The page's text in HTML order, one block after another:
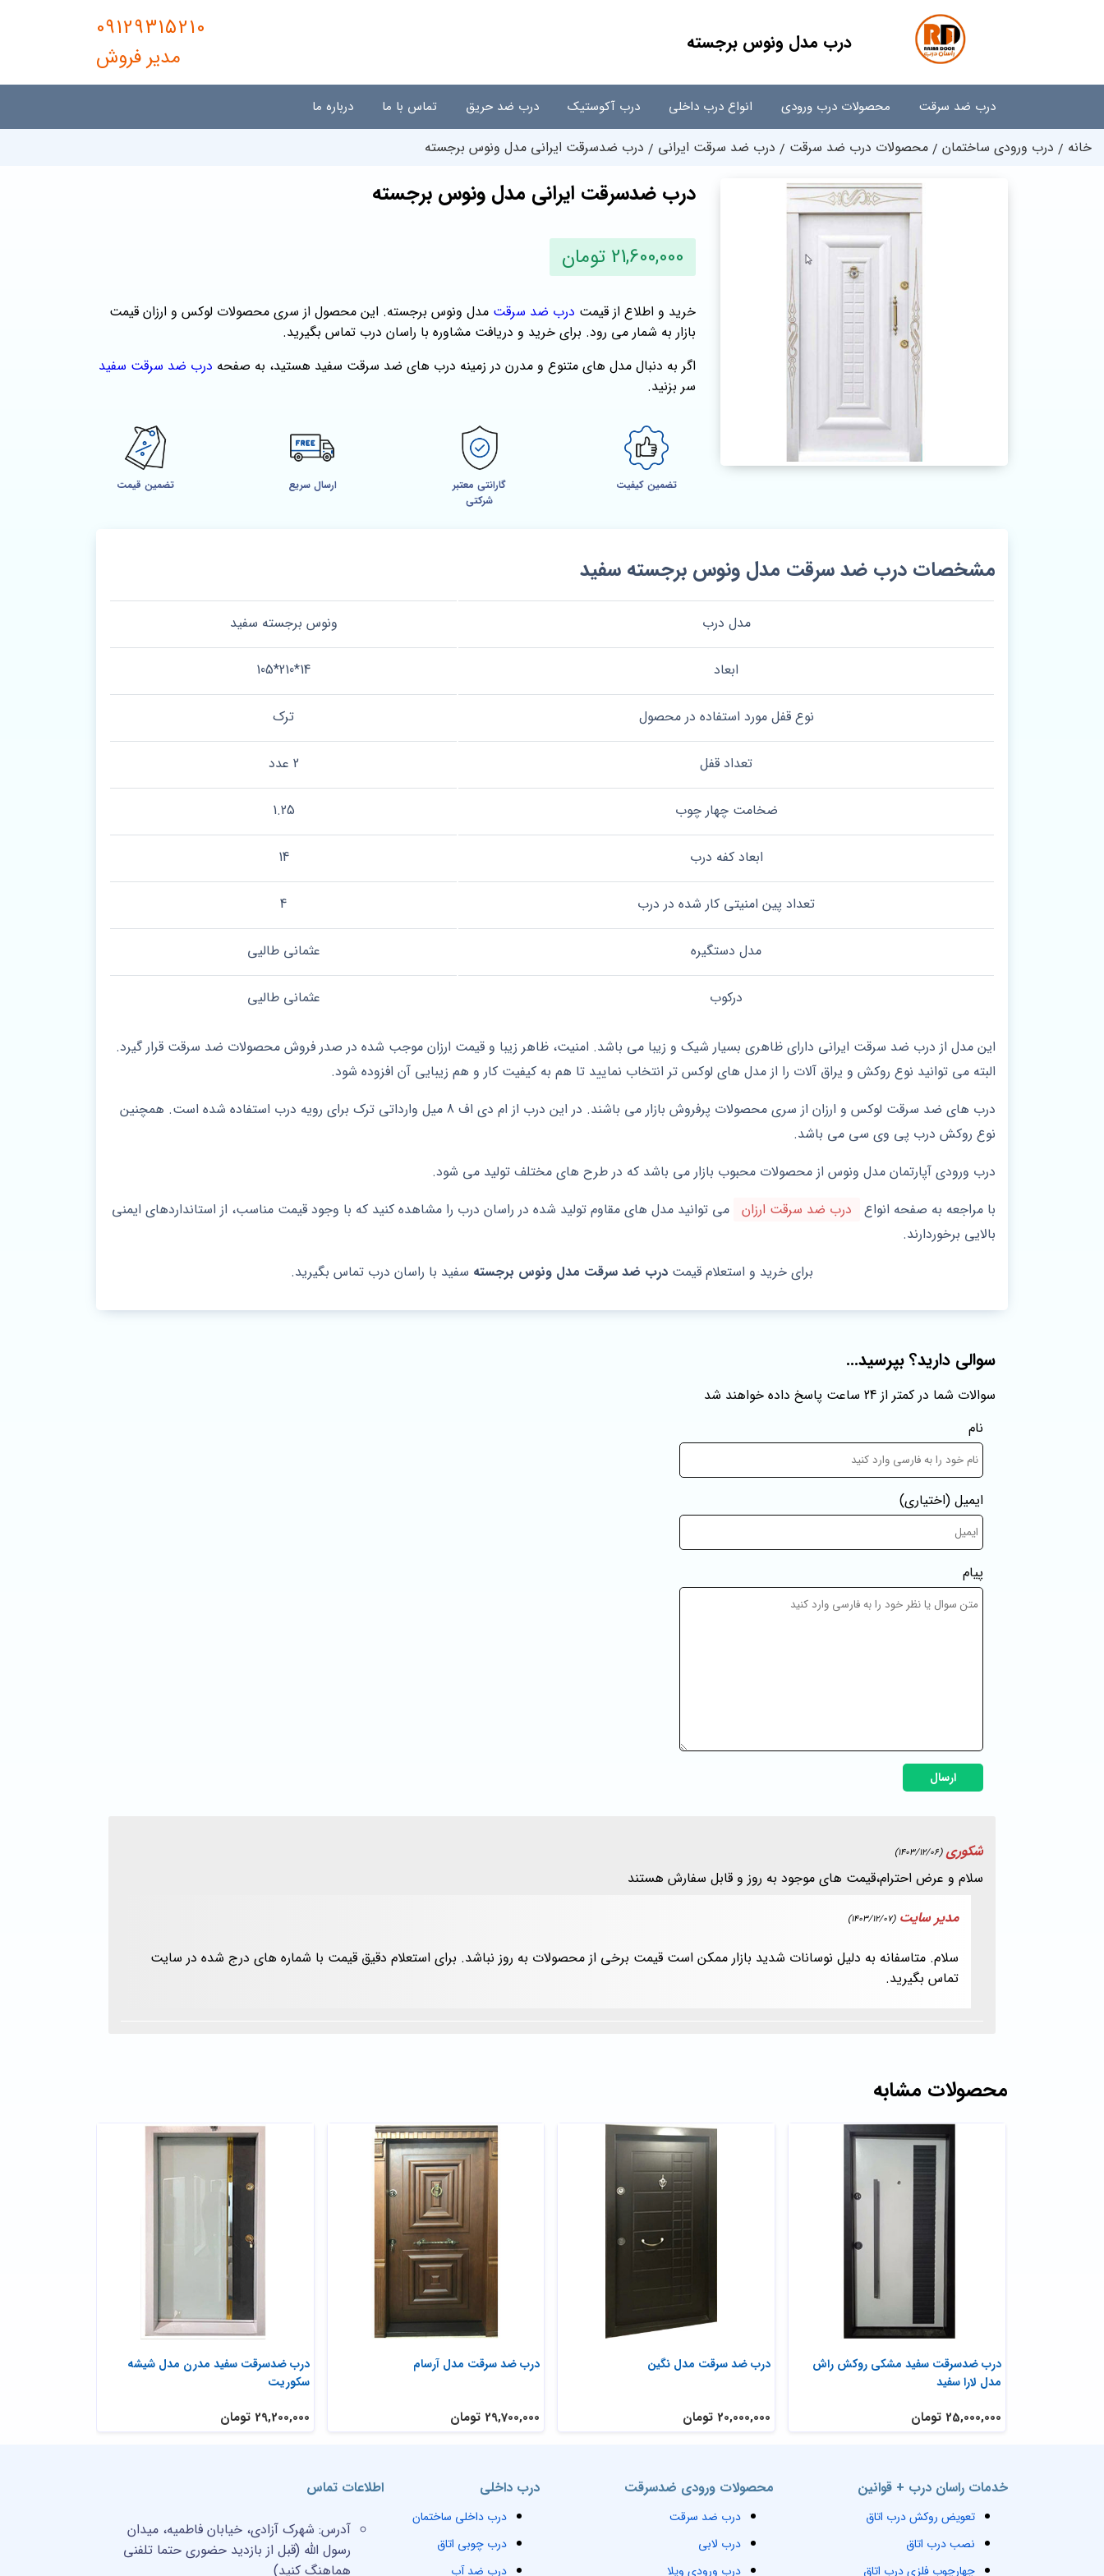
درب مدل ونوس برجسته
09129315210
مدیر فروش
درب ضد سرقت محصولات درب ورودی انواع درب داخلی درب آکوستیک درب ضد حریق تماس با ما درباره ما
خانه درب ورودی ساختمان محصولات درب ضد سرقت درب ضد سرقت ایرانی درب ضدسرقت ایرانی مدل ونوس برجسته
درب ضدسرقت ایرانی مدل ونوس برجسته
21,600,000 تومان
خرید و اطلاع از قیمت درب ضد سرقت مدل ونوس برجسته. این محصول از سری محصولات لوکس و ارزان قیمت
بازار به شمار می رود. برای خرید و دریافت مشاوره با راسان درب تماس بگیرید.
اگر به دنبال مدل‌ های متنوع و مدرن در زمینه درب‌ های ضد سرقت سفید هستید، به صفحه درب ضد سرقت سفید
سر بزنید.
تضمین کیفیت
گارانتی معتبر
شرکتی
ارسال سریع تضمین قیمت
مشخصات درب ضد سرقت مدل ونوس برجسته سفید
مدل درب ونوس برجسته سفید
ابعاد 14*210*105
نوع قفل مورد استفاده در محصول ترک
تعداد قفل 2 عدد
ضخامت چهار چوب 1.25
ابعاد کفه درب 14
تعداد پین امنیتی کار شده در درب 4
مدل دستگیره عثمانی طالیی
درکوب عثمانی طالیی
این مدل از درب ضد سرقت ایرانی دارای ظاهری بسیار شیک و زیبا می باشد. امنیت، ظاهر زیبا و قیمت ارزان موجب شده در صدر فروش محصولات ضد سرقت قرار گیرد.
البته می توانید نوع روکش و یراق آلات را از مدل های لوکس تر انتخاب نمایید تا هم به کیفیت کار و هم زیبایی آن افزوده شود.
درب های ضد سرقت لوکس و ارزان از سری محصولات پرفروش بازار می باشند. در این درب از ام دی اف 8 میل وارداتی ترک برای رویه درب استفاده شده است. همچنین
نوع روکش درب پی وی سی می باشد.
درب ورودی آپارتمان مدل ونوس از محصولات محبوب بازار می باشد که در طرح های مختلف تولید می شود.
با مراجعه به صفحه انواع
درب ضد سرقت ارزان می توانید مدل های مقاوم تولید شده در راسان درب را مشاهده کنید که با وجود قیمت مناسب، از استانداردهای ایمنی
بالایی برخوردارند.
برای خرید و استعلام قیمت درب ضد سرقت مدل ونوس برجسته سفید با راسان درب تماس بگیرید.
سوالی دارید؟ بپرسید...
سوالات شما در کمتر از 24 ساعت پاسخ داده خواهند شد
نام
ایمیل (اختیاری)
پیام
ارسال
شکوری (1403/12/06)
سلام و عرض احترام،قیمت های موجود به روز و قابل سفارش هستند
مدیر سایت (1403/12/07)
سلام. متاسفانه به دلیل نوسانات شدید بازار ممکن است قیمت برخی از محصولات به روز نباشد. برای استعلام دقیق قیمت با شماره های درج شده در سایت
تماس بگیرید.
محصولات مشابه
درب ضدسرقت سفید مدرن مدل شیشه
سکوریت
29,200,000 تومان
درب ضد سرقت مدل آرسام
29,700,000 تومان
درب ضد سرقت مدل نگین
20,000,000 تومان
درب ضدسرقت سفید مشکی روکش راش
مدل لارا سفید
25,000,000 تومان
خدمات راسان درب + قوانین
تعویض روکش درب اتاق
نصب درب اتاق
چهارچوب فلزی درب اتاق
محصولات ورودی ضدسرقت
درب ضد سرقت
درب لابی
درب ورودی ویلا
درب داخلی
درب داخلی ساختمان
درب چوبی اتاق
درب ضد آب
اطلاعات تماس
آدرس: شهرک آزادی، خیابان فاطمیه، میدان
رسول الله (قبل از بازدید حضوری حتما تلفنی
هماهنگ کنید)